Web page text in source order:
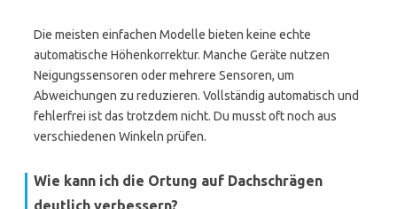
Die meisten einfachen Modelle bieten keine echte
automatische Höhenkorrektur. Manche Geräte nutzen
Neigungssensoren oder mehrere Sensoren, um
Abweichungen zu reduzieren. Vollständig automatisch und
fehlerfrei ist das trotzdem nicht. Du musst oft noch aus
verschiedenen Winkeln prüfen.
Wie kann ich die Ortung auf Dachschrägen
deutlich verbessern?